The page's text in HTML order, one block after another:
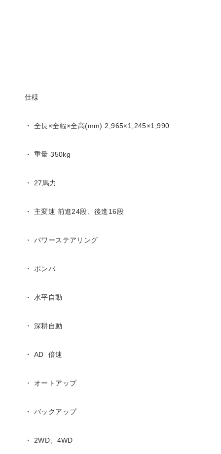
仕様
・ 全長×全幅×全高(mm) 2,965×1,245×1,990
・ 重量 350kg
・ 27馬力
・ 主変速 前進24段、後進16段
・ パワーステアリング
・ ポンパ
・ 水平自動
・ 深耕自動
・ AD 倍速
・ オートアップ
・ バックアップ
・ 2WD、4WD